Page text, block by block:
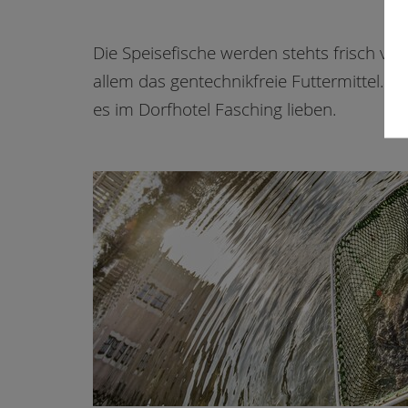
Die Speisefische werden stehts frisch
allem das gentechnikfreie Futtermittel.
es im Dorfhotel Fasching lieben.